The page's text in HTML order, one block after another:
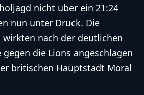
nicht über ein 21:24
nun unter Druck. Die
wirkten nach der deutlichen
gegen die Lions angeschlagen
britischen Hauptstadt Moral